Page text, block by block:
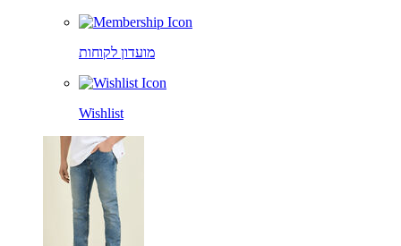
מועדון לקוחות
Wishlist